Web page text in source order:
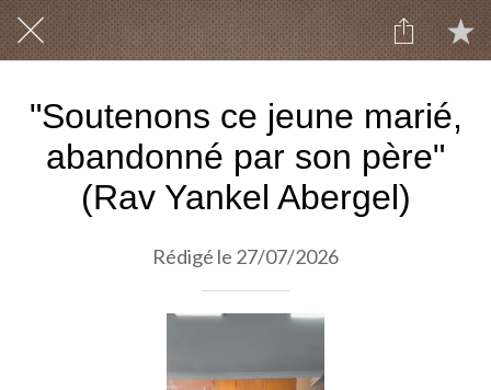
"Soutenons ce jeune marié,
abandonné par son père"
(Rav Yankel Abergel)
Rédigé le 27/07/2026